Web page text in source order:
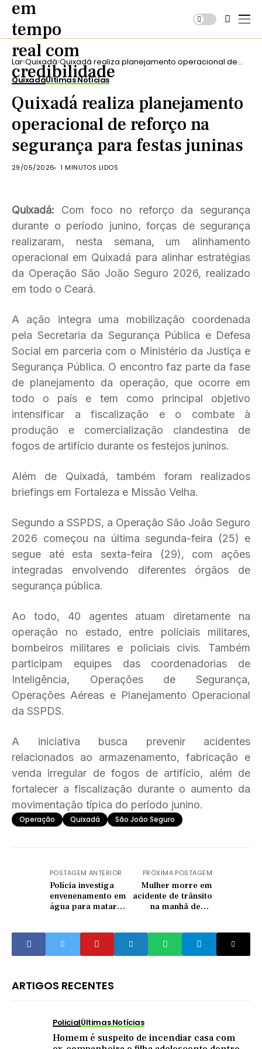
Lar Quixadá Quixadá realiza planejamento operacional de
reforço na segurança para festas juninas
QuixadáÚltimas Notícias
Quixadá realiza planejamento
operacional de reforço na
segurança para festas juninas
29/05/2026 1 MINUTOS LIDOS
Quixadá: Com foco no reforço da segurança
durante o período junino, forças de segurança
realizaram, nesta semana, um alinhamento
operacional em Quixadá para alinhar estratégias
da Operação São João Seguro 2026, realizado
em todo o Ceará.
A ação integra uma mobilização coordenada
pela Secretaria da Segurança Pública e Defesa
Social em parceria com o Ministério da Justiça e
Segurança Pública. O encontro faz parte da fase
de planejamento da operação, que ocorre em
todo o país e tem como principal objetivo
intensificar a fiscalização e o combate à
produção e comercialização clandestina de
fogos de artifício durante os festejos juninos.
Além de Quixadá, também foram realizados
briefings em Fortaleza e Missão Velha.
Segundo a SSPDS, a Operação São João Seguro
2026 começou na última segunda-feira (25) e
segue até esta sexta-feira (29), com ações
integradas envolvendo diferentes órgãos de
segurança pública.
Ao todo, 40 agentes atuam diretamente na
operação no estado, entre policiais militares,
bombeiros militares e policiais civis. Também
participam equipes das coordenadorias de
Inteligência, Operações de Segurança,
Operações Aéreas e Planejamento Operacional
da SSPDS.
A iniciativa busca prevenir acidentes
relacionados ao armazenamento, fabricação e
venda irregular de fogos de artifício, além de
fortalecer a fiscalização durante o aumento da
movimentação típica do período junino.
Operação Quixadá São João Seguro
POSTAGEM ANTERIOR
Polícia investiga
envenenamento em
água para matar
PRÓXIMA POSTAGEM
Mulher morre em
acidente de trânsito
na manhã desta
ARTIGOS RECENTES
PolicialÚltimas Notícias
Homem é suspeito de incendiar casa com